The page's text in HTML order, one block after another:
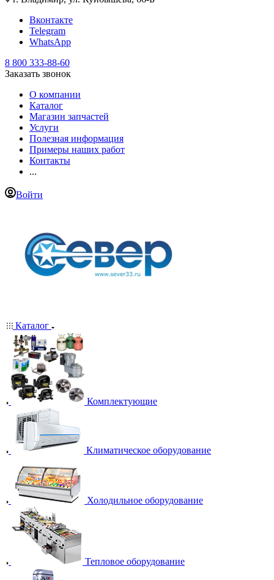
Вконтакте
Telegram
WhatsApp
8 800 333-88-60
Заказать звонок
О компании
Каталог
Магазин запчастей
Услуги
Полезная информация
Примеры наших работ
Контакты
...
Войти
Каталог
Комплектующие
Климатическое оборудование
Холодильное оборудование
Тепловое оборудование